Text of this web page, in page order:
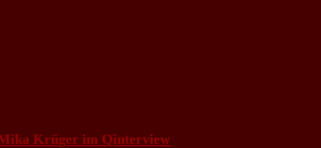
Mika Krüger im Qinterview